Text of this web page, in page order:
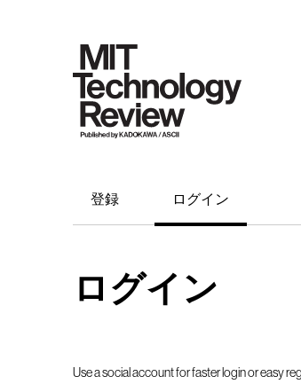
登録 ログイン
ログイン
Use a social account for faster login or easy